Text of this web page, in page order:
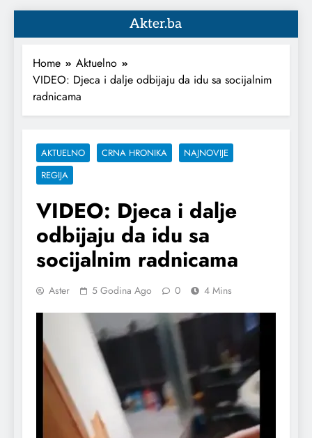
Akter.ba
Home
Aktuelno
VIDEO: Djeca i dalje odbijaju da idu sa socijalnim
radnicama
AKTUELNO CRNA HRONIKA
NAJNOVIJE
REGIJA
VIDEO: Djeca i dalje
odbijaju da idu sa
socijalnim radnicama
Aster 5 Godina Ago 0 4 Mins